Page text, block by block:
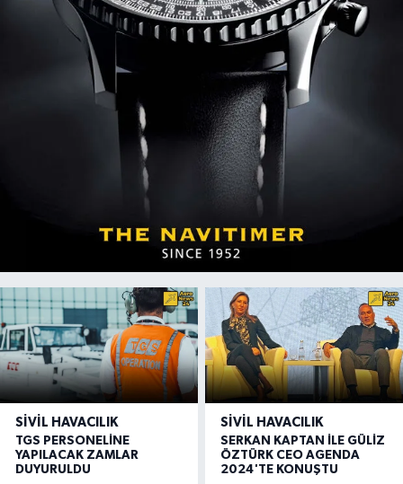
SIVIL HAVACILIK
TGS PERSONELİNE
YAPILACAK ZAMLAR
DUYURULDU
SIVIL HAVACILIK
SERKAN KAPTAN İLE GÜLİZ
ÖZTÜRK CEO AGENDA
2024'TE KONUŞTU